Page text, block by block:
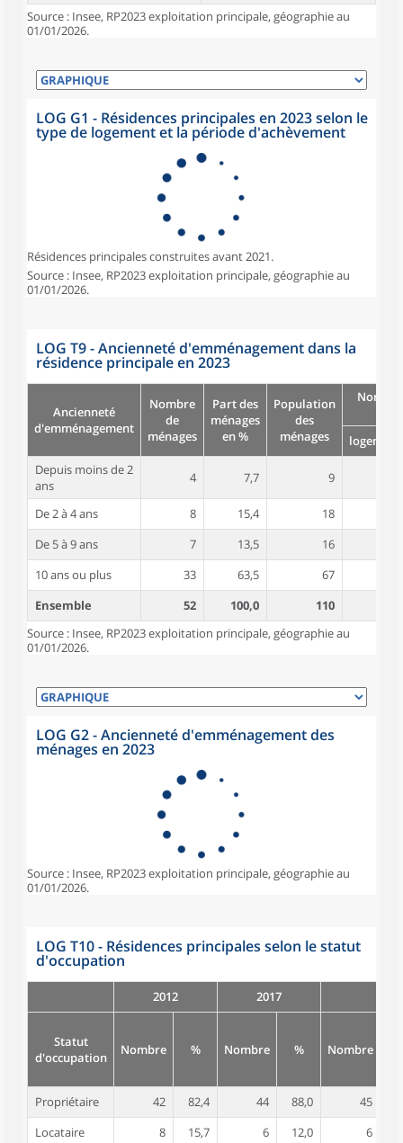
Source : Insee, RP2023 exploitation principale, géographie au
01/01/2026.
LOG G1 - Résidences principales en 2023 selon le
type de logement et la période d'achèvement
Résidences principales construites avant 2021.
Source : Insee, RP2023 exploitation principale, géographie au
01/01/2026.
LOG T9 - Ancienneté d'emménagement dans la
résidence principale en 2023
Ancienneté
d'emménagement
Nombre
de
ménages
Part des
ménages
en %
Population
des
ménages
logement
Depuis moins de 2
ans
4 7,7 9
De 2 à 4 ans 8 15,4 18
De 5 à 9 ans
7 13,5 16
10 ans ou plus
33 63,5 67
Ensemble
52 100,0 110
Source : Insee, RP2023 exploitation principale, géographie au
01/01/2026.
LOG G2 - Ancienneté d'emménagement des
ménages en 2023
Source : Insee, RP2023 exploitation principale, géographie au
01/01/2026.
LOG T10 - Résidences principales selon le statut
d'occupation
2012 2017
Statut
d'occupation
Nombre % Nombre % Nombre
Propriétaire 42 82,4 44 88,0 45
Locataire
8 15,7 6 12,0 6